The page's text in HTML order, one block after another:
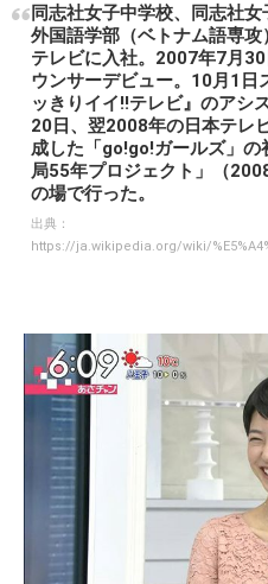
同志社女子中学校、同志社
外国語学部（ベトナム語専
テレビに入社。2007年7月
ウンサーデビュー。10月1日
ッきりイイ!!テレビ』のアシ
20日、翌2008年の日本テレ
成した「go!go!ガールズ」の
局55年プロジェクト」（
の場で行った。
出典：
https://ja.wikipedia.org/wiki/